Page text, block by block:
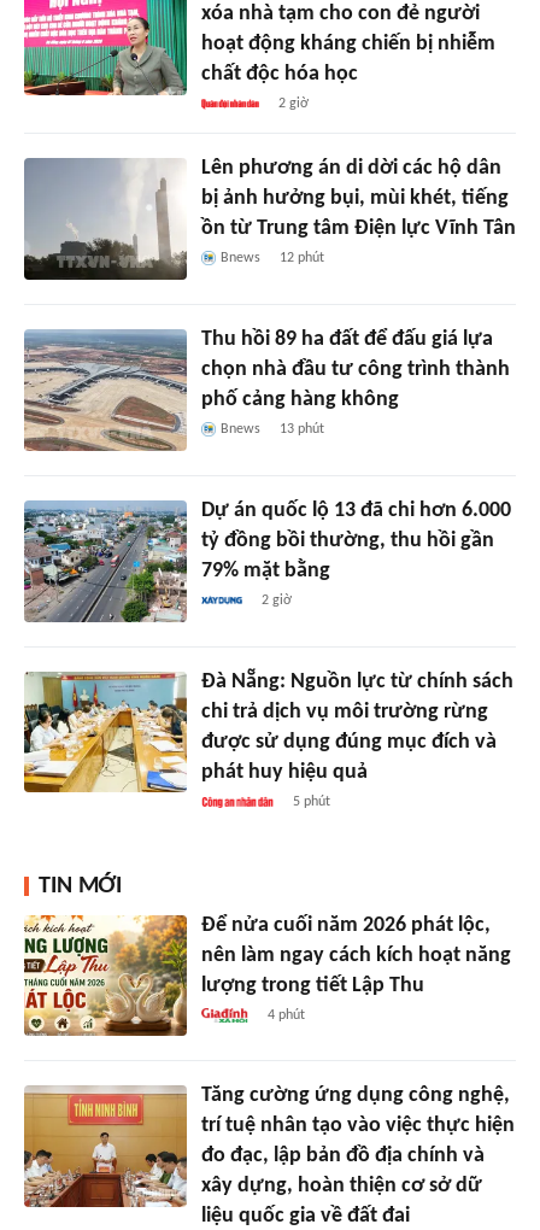
xóa nhà tạm cho con đẻ người
hoạt động kháng chiến bị nhiễm
chất độc hóa học
2 giờ
Lên phương án di dời các hộ dân
bị ảnh hưởng bụi, mùi khét, tiếng
ồn từ Trung tâm Điện lực Vĩnh Tân
Bnews 12 phút
Thu hồi 89 ha đất để đấu giá lựa
chọn nhà đầu tư công trình thành
phố cảng hàng không
Bnews 13 phút
Dự án quốc lộ 13 đã chi hơn 6.000
tỷ đồng bồi thường, thu hồi gần
79% mặt bằng
2 giờ
Đà Nẵng: Nguồn lực từ chính sách
chi trả dịch vụ môi trường rừng
được sử dụng đúng mục đích và
phát huy hiệu quả
5 phút
TIN MỚI
Để nửa cuối năm 2026 phát lộc,
nên làm ngay cách kích hoạt năng
lượng trong tiết Lập Thu
4 phút
Tăng cường ứng dụng công nghệ,
trí tuệ nhân tạo vào việc thực hiện
đo đạc, lập bản đồ địa chính và
xây dựng, hoàn thiện cơ sở dữ
liệu quốc gia về đất đai